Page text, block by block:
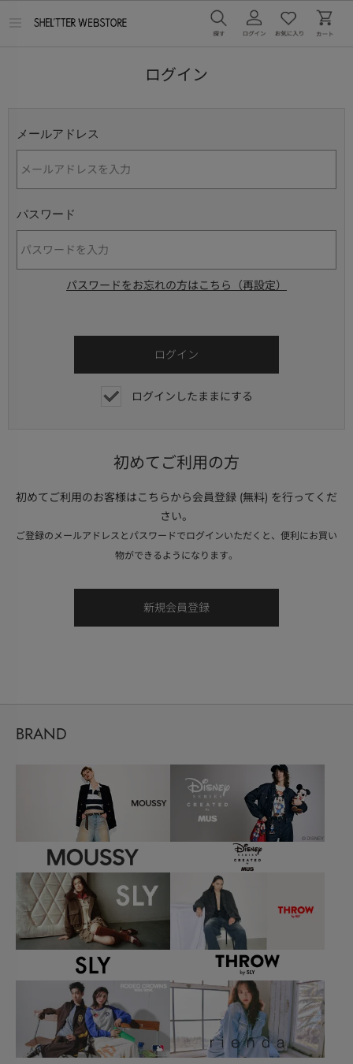
ログイン
メールアドレス
パスワード
パスワードをお忘れの方はこちら（再設定）
ログインしたままにする
初めてご利用の方
初めてご利用のお客様はこちらから会員登録 (無料) を行ってくだ
さい。
ご登録のメールアドレスとパスワードでログインいただくと、便利にお買い
物ができるようになります。
BRAND